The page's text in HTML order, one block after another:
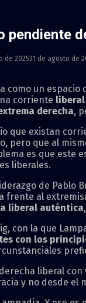
pendiente
de 202531 de agosto de
como un
corriente liberal
derecha,
que existan
pero que al
es que este
liberales.
de Pablo
frente al
liberal auténtica
con la que
con los
liberal
y no desde el